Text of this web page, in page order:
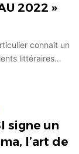
2022 »
connait un
littéraires…
signe un
l’art de